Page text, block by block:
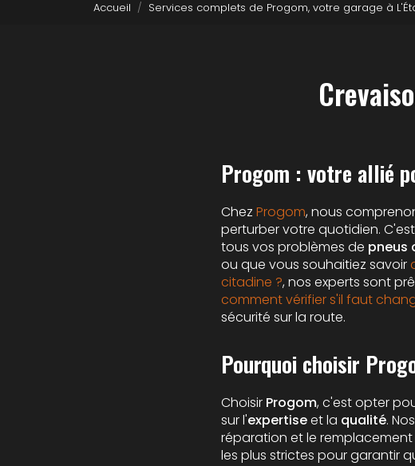
Accueil Services complets de Progom, votre garage à
Progom : votre allié
Chez Progom, nous
perturber votre quotidien.
tous vos problèmes de pneus
ou que vous souhaitiez savoir
citadine ?, nos experts sont
comment vérifier s'il faut
sécurité sur la route.
Pourquoi choisir
Choisir Progom, c'est opter
sur l'expertiseet la qualité.
réparation et le
les plus strictes pour garantir